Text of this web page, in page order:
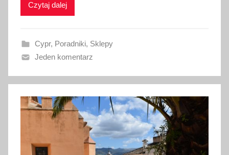
w
n
o
9
l
u
Czytaj dalej
Cypr, Poradniki, Sklepy
Jeden komentarz